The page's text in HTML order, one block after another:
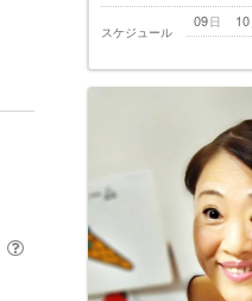
スケジュール
日
09 10